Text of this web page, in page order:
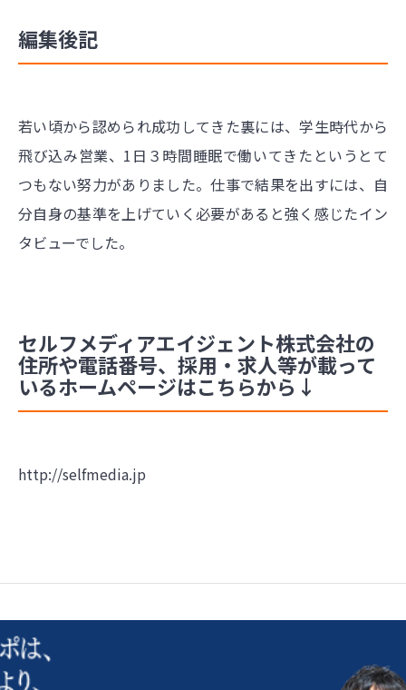
編集後記
若い頃から認められ成功してきた裏には、学生時代から
飛び込み営業、1日３時間睡眠で働いてきたというとて
つもない努力がありました。仕事で結果を出すには、自
分自身の基準を上げていく必要があると強く感じたイン
タビューでした。
セルフメディアエイジェント株式会社の
住所や電話番号、採用・求人等が載って
いるホームページはこちらから↓
http://selfmedia.jp